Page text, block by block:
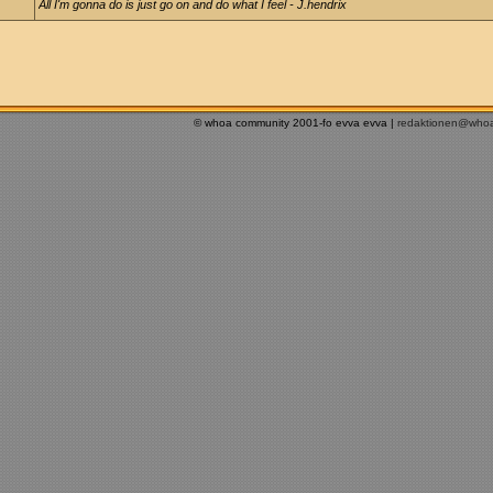
All I'm gonna do is just go on and do what I feel - J.hendrix
© whoa community 2001-fo evva evva |